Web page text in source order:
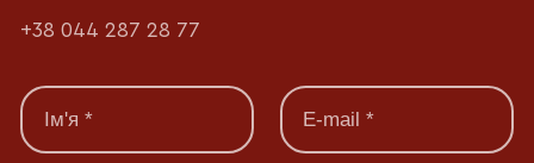
+38 044 287 28 77